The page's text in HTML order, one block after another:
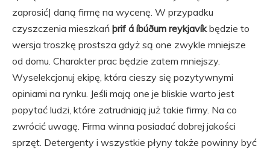
zaprosić| daną firmę na wycenę. W przypadku
czyszczenia mieszkań þrif á íbúðum reykjavíkbędzie to
wersja troszkę prostsza gdyż są one zwykle mniejsze
od domu. Charakter prac będzie zatem mniejszy.
Wyselekcjonuj ekipę, która cieszy się pozytywnymi
opiniami na rynku. Jeśli mają one je bliskie warto jest
popytać ludzi, które zatrudniają już takie firmy. Na co
zwrócić uwagę. Firma winna posiadać dobrej jakości
sprzęt. Detergenty i wszystkie płyny także powinny być